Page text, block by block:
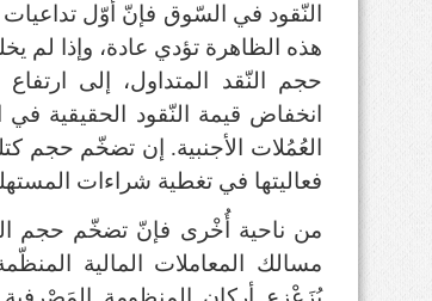
النّقود في السّوق فإنّ أوّل
هذه الظاهرة تؤدي عادة، وإذا لم
حجم النّقد المتداول، إلى
انخفاض قيمة النّقود الحقيقية
العُمُلات الأجنبية. إن تضخّم حجم
فعاليتها في تغطية شراءات
من ناحية أُخْرى فإنّ تضخّم حجم
مسالك المعاملات المالية